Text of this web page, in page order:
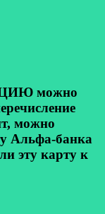
можно
можно
Альфа-банка
эту карту к